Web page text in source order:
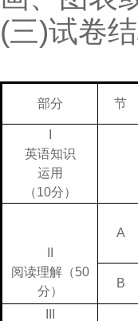
(三)试卷
部分 节
英语知识
运用
（10分）
阅读理解（50
分）
A
B